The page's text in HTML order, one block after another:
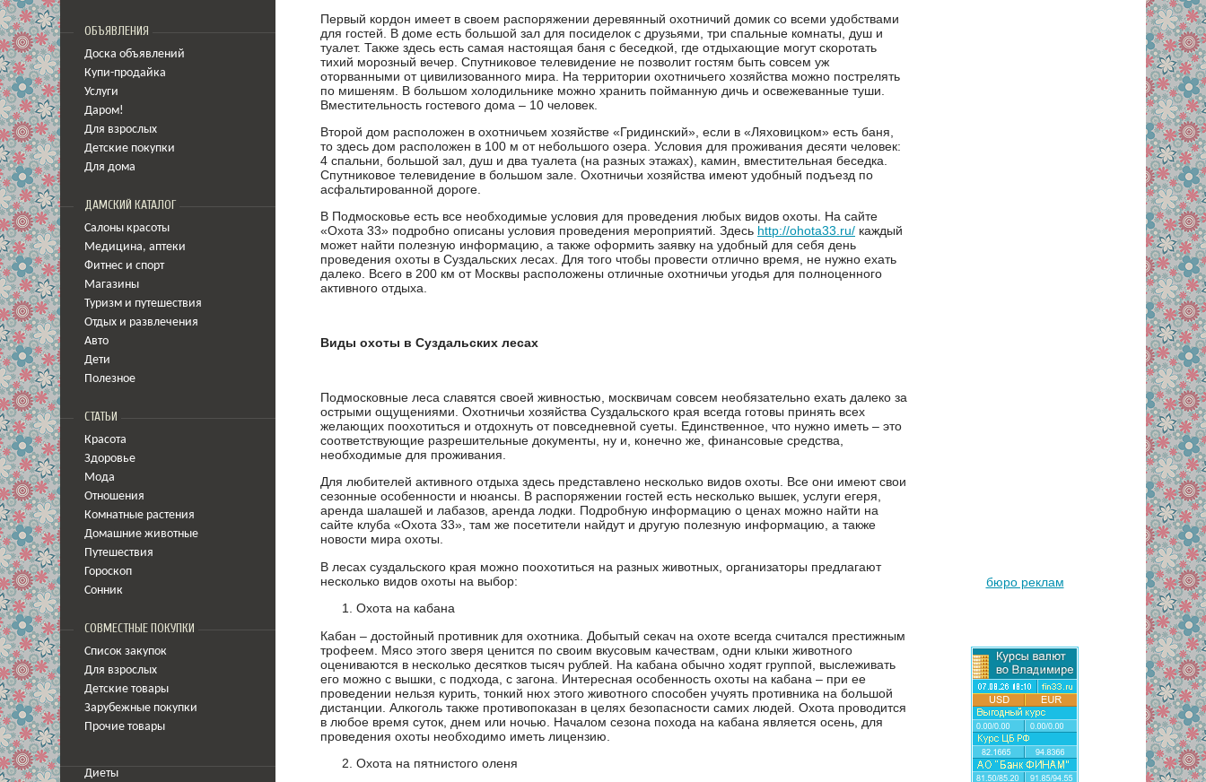
ОБЪЯВЛЕНИЯ
Доска объявлений
Купи-продайка
Услуги
Даром!
Для взрослых
Детские покупки
Для дома
ДАМСКИЙ КАТАЛОГ
Салоны красоты
Медицина, аптеки
Фитнес и спорт
Магазины
Туризм и путешествия
Отдых и развлечения
Авто
Дети
Полезное
СТАТЬИ
Красота
Здоровье
Мода
Отношения
Комнатные растения
Домашние животные
Путешествия
Гороскоп
Сонник
СОВМЕСТНЫЕ ПОКУПКИ
Список закупок
Для взрослых
Детские товары
Зарубежные покупки
Прочие товары
Диеты
Первый кордон имеет в своем распоряжении деревянный охотничий домик со всеми удобствами
для гостей. В доме есть большой зал для посиделок с друзьями, три спальные комнаты, душ и
туалет. Также здесь есть самая настоящая баня с беседкой, где отдыхающие могут скоротать
тихий морозный вечер. Спутниковое телевидение не позволит гостям быть совсем уж
оторванными от цивилизованного мира. На территории охотничьего хозяйства можно пострелять
по мишеням. В большом холодильнике можно хранить пойманную дичь и освежеванные туши.
Вместительность гостевого дома – 10 человек.
Второй дом расположен в охотничьем хозяйстве «Гридинский», если в «Ляховицком» есть баня,
то здесь дом расположен в 100 м от небольшого озера. Условия для проживания десяти человек:
4 спальни, большой зал, душ и два туалета (на разных этажах), камин, вместительная беседка.
Спутниковое телевидение в большом зале. Охотничьи хозяйства имеют удобный подъезд по
асфальтированной дороге.
В Подмосковье есть все необходимые условия для проведения любых видов охоты. На сайте
«Охота 33» подробно описаны условия проведения мероприятий. Здесь http://ohota33.ru/ каждый
может найти полезную информацию, а также оформить заявку на удобный для себя день
проведения охоты в Суздальских лесах. Для того чтобы провести отлично время, не нужно ехать
далеко. Всего в 200 км от Москвы расположены отличные охотничьи угодья для полноценного
активного отдыха.
Виды охоты в Суздальских лесах
Подмосковные леса славятся своей живностью, москвичам совсем необязательно ехать далеко за
острыми ощущениями. Охотничьи хозяйства Суздальского края всегда готовы принять всех
желающих поохотиться и отдохнуть от повседневной суеты. Единственное, что нужно иметь – это
соответствующие разрешительные документы, ну и, конечно же, финансовые средства,
необходимые для проживания.
Для любителей активного отдыха здесь представлено несколько видов охоты. Все они имеют свои
сезонные особенности и нюансы. В распоряжении гостей есть несколько вышек, услуги егеря,
аренда шалашей и лабазов, аренда лодки. Подробную информацию о ценах можно найти на
сайте клуба «Охота 33», там же посетители найдут и другую полезную информацию, а также
новости мира охоты.
В лесах суздальского края можно поохотиться на разных животных, организаторы предлагают
несколько видов охоты на выбор:
Охота на кабана
Кабан – достойный противник для охотника. Добытый секач на охоте всегда считался престижным
трофеем. Мясо этого зверя ценится по своим вкусовым качествам, одни клыки животного
оцениваются в несколько десятков тысяч рублей. На кабана обычно ходят группой, выслеживать
его можно с вышки, с подхода, с загона. Интересная особенность охоты на кабана – при ее
проведении нельзя курить, тонкий нюх этого животного способен учуять противника на большой
дистанции. Алкоголь также противопоказан в целях безопасности самих людей. Охота проводится
в любое время суток, днем или ночью. Началом сезона похода на кабана является осень, для
проведения охоты необходимо иметь лицензию.
Охота на пятнистого оленя
бюро реклам